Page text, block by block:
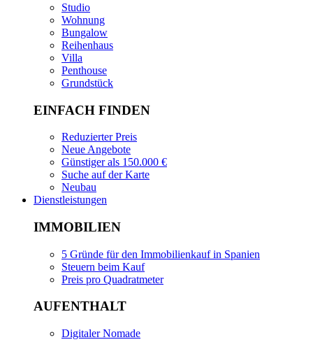
Studio
Wohnung
Bungalow
Reihenhaus
Villa
Penthouse
Grundstück
EINFACH FINDEN
Reduzierter Preis
Neue Angebote
Günstiger als 150.000 €
Suche auf der Karte
Neubau
Dienstleistungen
IMMOBILIEN
5 Gründe für den Immobilienkauf in Spanien
Steuern beim Kauf
Preis pro Quadratmeter
AUFENTHALT
Digitaler Nomade